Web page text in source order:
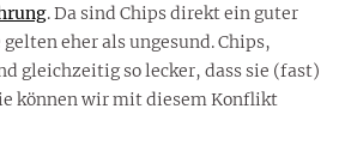
. Da sind Chips direkt ein guter
eher als ungesund. Chips,
gleichzeitig so lecker, dass sie (fast)
können wir mit diesem Konflikt